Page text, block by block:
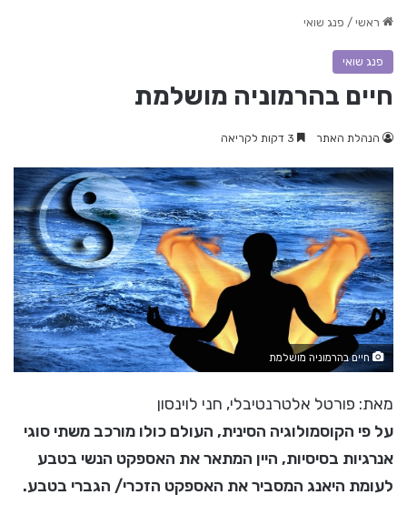
ראשי / פנג שואי
פנג שואי
חיים בהרמוניה מושלמת
הנהלת האתר
חיים בהרמוניה מושלמת
מאת: פורטל אלטרנטיבלי, חני לוינסון
על פי הקוסמולוגיה הסינית, העולם כולו מורכב משתי סוגי
אנרגיות בסיסיות, היין המתאר את האספקט הנשי בטבע
לעומת היאנג המסביר את האספקט הזכרי/ הגברי בטבע.